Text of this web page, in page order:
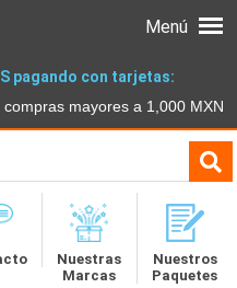
pagando con tarjetas:
compras mayores a 1,000 MXN
Nuestras
Marcas
Nuestros
Paquetes
Menú